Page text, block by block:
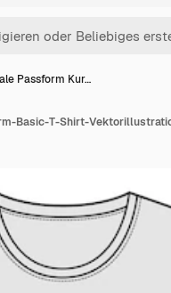
Passform Kur…